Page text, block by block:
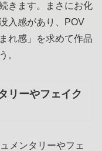
きます。まさにお化
入感があり、POV
れ感」を求めて作品
。
リーやフェイク
メンタリーやフェ